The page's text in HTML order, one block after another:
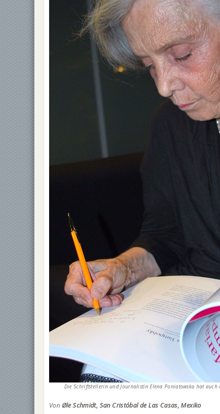
Die Schriftstellerin und Journalistin Elena Poniatowska hat auch
Von Øle Schmidt, San Cristóbal de Las Casas, Mexiko